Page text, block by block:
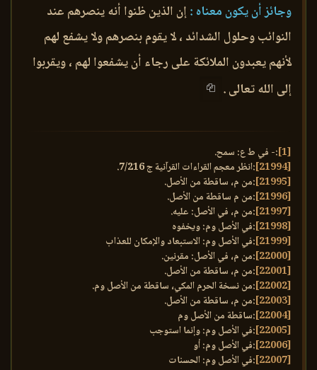
وجائز أن يكون معناه :إن الذين ظنوا أنه ينصرهم عند
النوائب وحلول الشدائد ، لا يقوم بنصرهم ولا يشفع لهم
لأنهم يعبدون الملائكة على رجاء أن يشفعوا لهم ، ويقربوا
إلى الله تعالى .
[1] :- في ط ع: سمح.
[21994]
:انظر معجم القراءات القرآنية ج 7/216.
[21995]
:من م، ساقطة من الأصل.
[21996]
:من م ساقطة من الأصل.
[21997]
:من م، في الأصل: عليه.
[21998]
:في الأصل وم: ويخفوه
[21999]
:في الأصل وم: الاستبعاد والإمكان للعذاب
[22000]
:من م، في الأصل: مقرنين.
[22001]
:من م، ساقطة من الأصل.
[22002]
:من نسخة الحرم المكي، ساقطة من الأصل وم.
[22003]
:من م، ساقطة من الأصل.
[22004]
:ساقطة من الأصل وم
[22005]
:في الأصل وم: وإنما استوجب
[22006]
:في الأصل وم: أو
[22007]
:في الأصل وم: الحسنات